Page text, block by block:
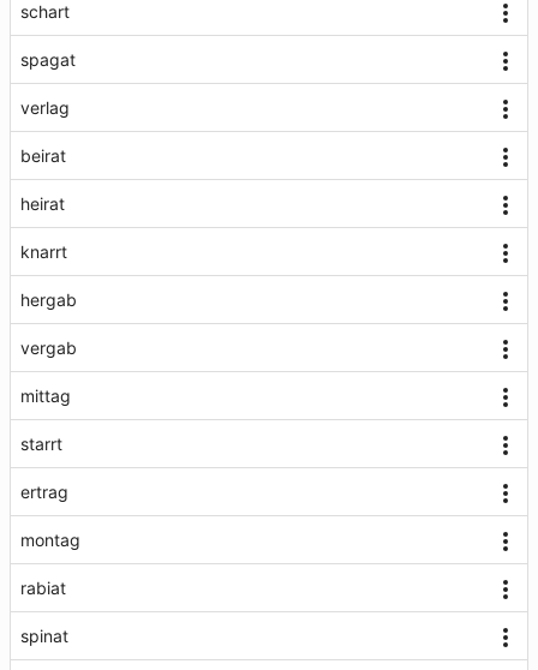
schart
spagat
verlag
beirat
heirat
knarrt
hergab
vergab
mittag
starrt
ertrag
montag
rabiat
spinat